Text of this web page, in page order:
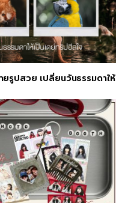
รูปสวย เปลี่ยนวันธรรมดาให้